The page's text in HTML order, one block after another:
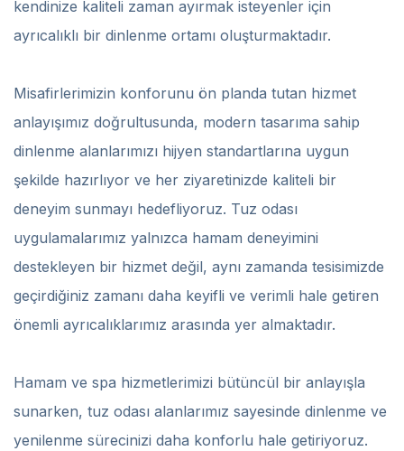
kendinize kaliteli zaman ayırmak isteyenler için
ayrıcalıklı bir dinlenme ortamı oluşturmaktadır.
Misafirlerimizin konforunu ön planda tutan hizmet
anlayışımız doğrultusunda, modern tasarıma sahip
dinlenme alanlarımızı hijyen standartlarına uygun
şekilde hazırlıyor ve her ziyaretinizde kaliteli bir
deneyim sunmayı hedefliyoruz. Tuz odası
uygulamalarımız yalnızca hamam deneyimini
destekleyen bir hizmet değil, aynı zamanda tesisimizde
geçirdiğiniz zamanı daha keyifli ve verimli hale getiren
önemli ayrıcalıklarımız arasında yer almaktadır.
Hamam ve spa hizmetlerimizi bütüncül bir anlayışla
sunarken, tuz odası alanlarımız sayesinde dinlenme ve
yenilenme sürecinizi daha konforlu hale getiriyoruz.